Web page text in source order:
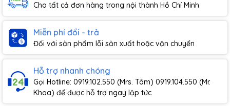
Cho tất cả đơn hàng trong nội thành Hồ Chí Minh
Miễn phí đổi - trả
Đối với sản phẩm lỗi sản xuất hoặc vận chuyển
Hỗ trợ nhanh chóng
Gọi Hotline: 0919.102.550 (Mrs. Tâm) 0919.104.550 (Mr.
Khoa) để được hỗ trợ ngay lập tức